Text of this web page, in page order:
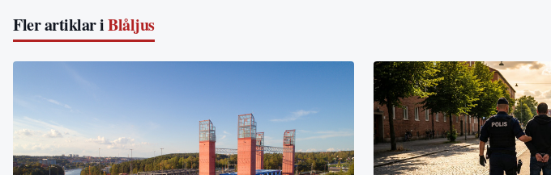
Fler artiklar iBlåljus